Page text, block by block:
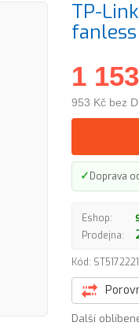
TP-
1
953 Kč bez
✓Doprava
Eshop:
Prodejna:
Kód:
Další